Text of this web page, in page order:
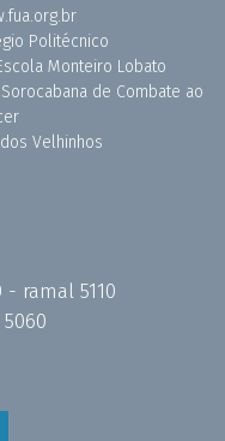
Politécnico
Monteiro Lobato
Sorocabana de Combate ao
Velhinhos
- ramal 5110